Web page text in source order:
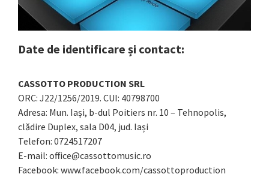
Date de identificare și contact:
CASSOTTO PRODUCTION SRL
ORC: J22/1256/2019. CUI: 40798700
Adresa: Mun. Iași, b-dul Poitiers nr. 10 – Tehnopolis,
clădire Duplex, sala D04, jud. Iași
Telefon: 0724517207
E-mail: office@cassottomusic.ro
Facebook: www.facebook.com/cassottoproduction